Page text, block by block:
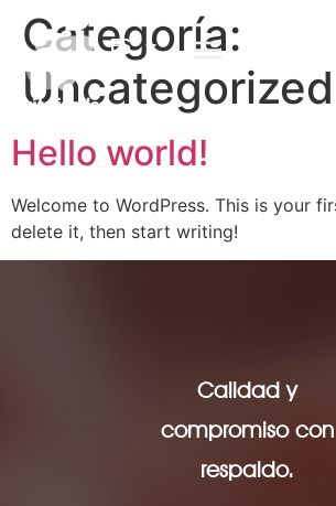
ES
Categoría:
Uncategorized
Hello world!
Welcome to WordPress. This is your
delete it, then start writing!
Calidad y
compromiso con
respaldo.